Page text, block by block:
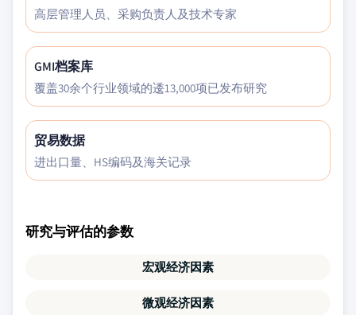
高层管理人员、采购负责人及技术专家
GMI档案库
覆盖30余个行业领域的逶13,000项已发布研究
贸易数据
进出口量、HS编码及海关记录
研究与评估的参数
宏观经济因素
微观经济因素